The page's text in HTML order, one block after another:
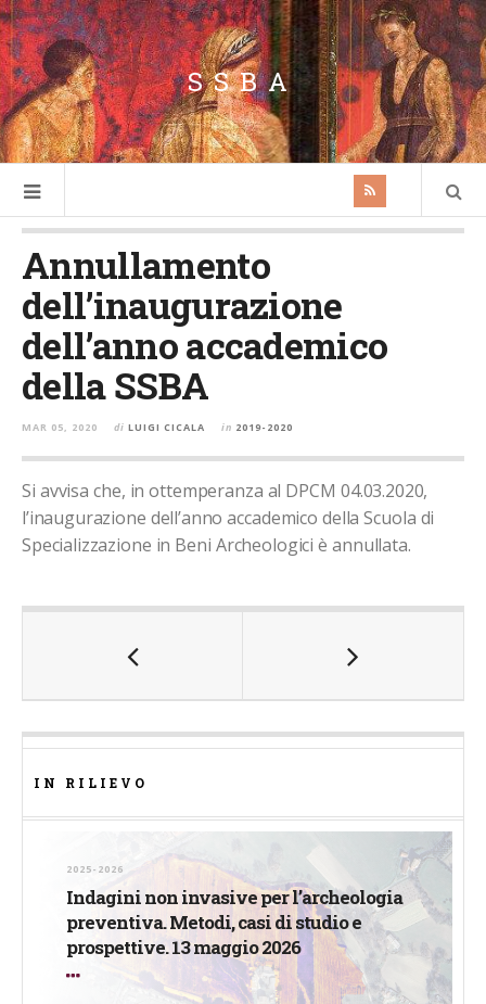
SSBA
Annullamento
dell’inaugurazione
dell’anno accademico
della SSBA
MAR 05, 2020 di LUIGI CICALA in 2019-2020
Si avvisa che, in ottemperanza al DPCM 04.03.2020,
l’inaugurazione dell’anno accademico della Scuola di
Specializzazione in Beni Archeologici è annullata.
IN RILIEVO
2025-2026
Indagini non invasive per l’archeologia
preventiva. Metodi, casi di studio e
prospettive. 13 maggio 2026